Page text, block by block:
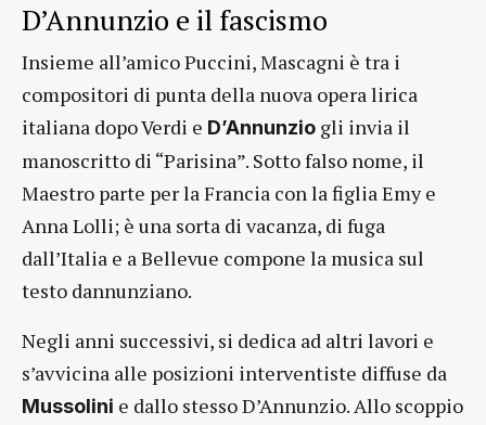
D’Annunzio e il fascismo
Insieme all’amico Puccini, Mascagni è tra i
compositori di punta della nuova opera lirica
italiana dopo Verdi e D’Annunzio gli invia il
manoscritto di “Parisina”. Sotto falso nome, il
Maestro parte per la Francia con la figlia Emy e
Anna Lolli; è una sorta di vacanza, di fuga
dall’Italia e a Bellevue compone la musica sul
testo dannunziano.
Negli anni successivi, si dedica ad altri lavori e
s’avvicina alle posizioni interventiste diffuse da
Mussolini e dallo stesso D’Annunzio. Allo scoppio